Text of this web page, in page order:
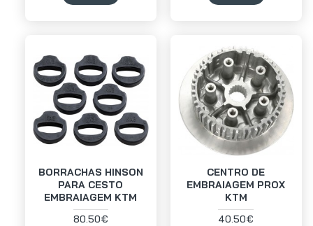
BORRACHAS HINSON
PARA CESTO
EMBRAIAGEM KTM
80.50€
CENTRO DE
EMBRAIAGEM PROX
KTM
40.50€